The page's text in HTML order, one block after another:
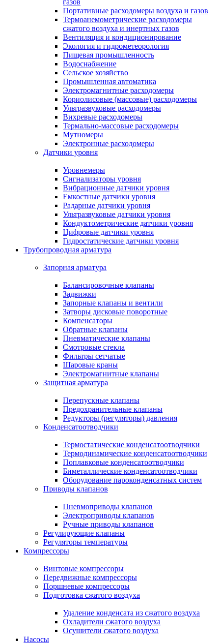
газов
Портативные расходомеры воздуха и газов
Термоанемометрические расходомеры
сжатого воздуха и инертных газов
Вентиляция и кондиционирование
Экология и гидрометеорология
Пищевая промышленность
Водоснабжение
Сельское хозяйство
Промышленная автоматика
Электромагнитные расходомеры
Кориолисовые (массовые) расходомеры
Ультразвуковые расходомеры
Вихревые расходомеры
Термально-массовые расходомеры
Мутномеры
Электронные расходомеры
Датчики уровня
Уровнемеры
Сигнализаторы уровня
Вибрационные датчики уровня
Емкостные датчики уровня
Радарные датчики уровня
Ультразвуковые датчики уровня
Кондуктометрические датчики уровня
Цифровые датчики уровня
Гидростатические датчики уровня
Трубопроводная арматура
Запорная арматура
Балансировочные клапаны
Задвижки
Запорные клапаны и вентили
Затворы дисковые поворотные
Компенсаторы
Обратные клапаны
Пневматические клапаны
Смотровые стекла
Фильтры сетчатые
Шаровые краны
Электромагнитные клапаны
Защитная арматура
Перепускные клапаны
Предохранительные клапаны
Редукторы (регуляторы) давления
Конденсатоотводчики
Термостатические конденсатоотводчики
Термодинамические конденсатоотводчики
Поплавковые конденсатоотводчики
Биметаллические конденсатоотводчики
Оборудование пароконденсатных систем
Приводы клапанов
Пневмоприводы клапанов
Электроприводы клапанов
Ручные приводы клапанов
Регулирующие клапаны
Регуляторы температуры
Компрессоры
Винтовые компрессоры
Передвижные компрессоры
Поршневые компрессоры
Подготовка сжатого воздуха
Удаление конденсата из сжатого воздуха
Охладители сжатого воздуха
Осушители сжатого воздуха
Насосы